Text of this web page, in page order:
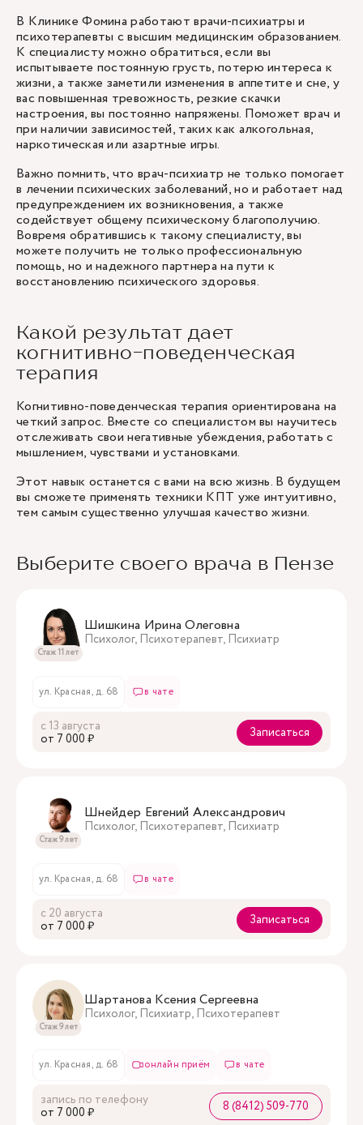
В Клинике Фомина работают врачи-психиатры и
психотерапевты с высшим медицинским образованием.
К специалисту можно обратиться, если вы
испытываете постоянную грусть, потерю интереса к
жизни, а также заметили изменения в аппетите и сне, у
вас повышенная тревожность, резкие скачки
настроения, вы постоянно напряжены. Поможет врач и
при наличии зависимостей, таких как алкогольная,
наркотическая или азартные игры.
Важно помнить, что врач-психиатр не только помогает
в лечении психических заболеваний, но и работает над
предупреждением их возникновения, а также
содействует общему психическому благополучию.
Вовремя обратившись к такому специалисту, вы
можете получить не только профессиональную
помощь, но и надежного партнера на пути к
восстановлению психического здоровья.
Какой результат дает
когнитивно-поведенческая
терапия
Когнитивно-поведенческая терапия ориентирована на
четкий запрос. Вместе со специалистом вы научитесь
отслеживать свои негативные убеждения, работать с
мышлением, чувствами и установками.
Этот навык останется с вами на всю жизнь. В будущем
вы сможете применять техники КПТ уже интуитивно,
тем самым существенно улучшая качество жизни.
Выберите своего врача в Пензе
Стаж 11 лет
Шишкина Ирина Олеговна
Психолог, Психотерапевт, Психиатр
ул. Красная, д. 68 в чате
с 13 августа
oт 7 000 ₽
Записаться
Стаж 9 лет
Шнейдер Евгений Александрович
Психолог, Психотерапевт, Психиатр
ул. Красная, д. 68 в чате
с 20 августа
oт 7 000 ₽
Записаться
Стаж 9 лет
Шартанова Ксения Сергеевна
Психолог, Психиатр, Психотерапевт
ул. Красная, д. 68 онлайн приём в чате
запись по телефону
oт 7 000 ₽
8 (8412) 509-770